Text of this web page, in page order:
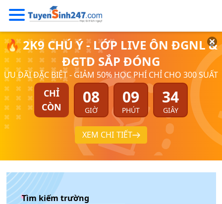
🔥 2K9 CHÚ Ý - LỚP LIVE ÔN ĐGNL &
ĐGTD SẮP ĐÓNG
ƯU ĐÃI ĐẶC BIỆT - GIẢM 50% HỌC PHÍ CHỈ CHO 300 SUẤT
CHỈ
CÒN
08
GIỜ
09
PHÚT
33
GIÂY
XEM CHI TIẾT
Tìm kiếm trường